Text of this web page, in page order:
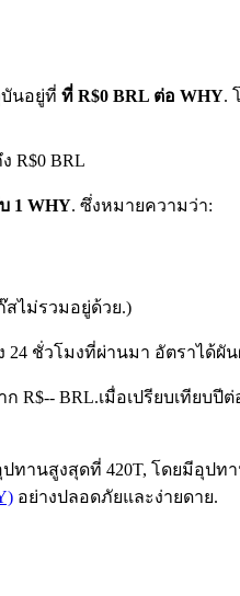
นอยู่ที่ ที่ R$0 BRL ต่อ WHY.
R$0 BRL
1 WHY. ซึ่งหมายความว่า:
สไม่รวมอยู่ด้วย.)
24 ชั่วโมงที่ผ่านมา อัตราได้ผั
R$-- BRL.เมื่อเปรียบเทียบปี
ทานสูงสุดที่ 420T, โดยมีอุป
อย่างปลอดภัยและง่ายดาย.